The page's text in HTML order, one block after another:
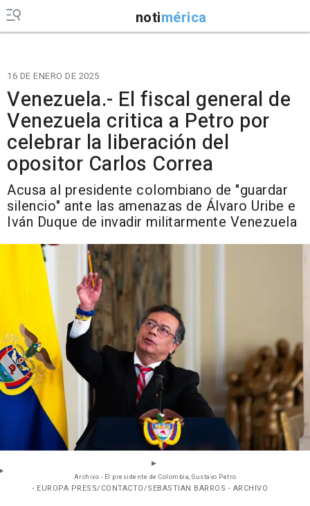
notimérica
16 DE ENERO DE 2025
Venezuela.- El fiscal general de
Venezuela critica a Petro por
celebrar la liberación del
opositor Carlos Correa
Acusa al presidente colombiano de "guardar
silencio" ante las amenazas de Álvaro Uribe e
Iván Duque de invadir militarmente Venezuela
Archivo - El presidente de Colombia, Gustavo Petro
- EUROPA PRESS/CONTACTO/SEBASTIAN BARROS - ARCHIVO